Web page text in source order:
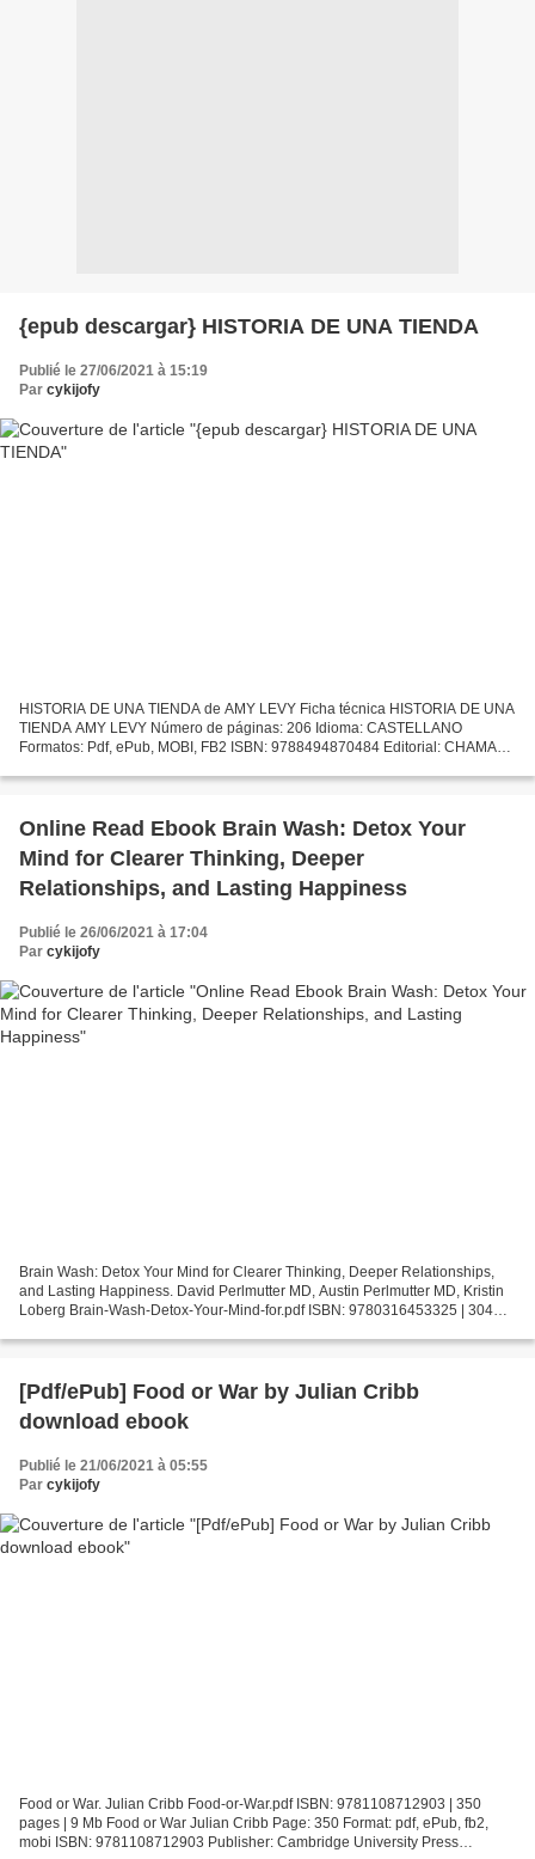
{epub descargar} HISTORIA DE UNA TIENDA
Publié le 27/06/2021 à 15:19
Par cykijofy
HISTORIA DE UNA TIENDA de AMY LEVY Ficha técnica HISTORIA DE UNA
TIENDA AMY LEVY Número de páginas: 206 Idioma: CASTELLANO
Formatos: Pdf, ePub, MOBI, FB2 ISBN: 9788494870484 Editorial: CHAMAN
Online Read Ebook Brain Wash: Detox Your
Mind for Clearer Thinking, Deeper
Relationships, and Lasting Happiness
Publié le 26/06/2021 à 17:04
Par cykijofy
Brain Wash: Detox Your Mind for Clearer Thinking, Deeper Relationships,
and Lasting Happiness. David Perlmutter MD, Austin Perlmutter MD, Kristin
Loberg Brain-Wash-Detox-Your-Mind-for.pdf ISBN: 9780316453325 | 304
[Pdf/ePub] Food or War by Julian Cribb
download ebook
Publié le 21/06/2021 à 05:55
Par cykijofy
Food or War. Julian Cribb Food-or-War.pdf ISBN: 9781108712903 | 350
pages | 9 Mb Food or War Julian Cribb Page: 350 Format: pdf, ePub, fb2,
mobi ISBN: 9781108712903 Publisher: Cambridge University Press